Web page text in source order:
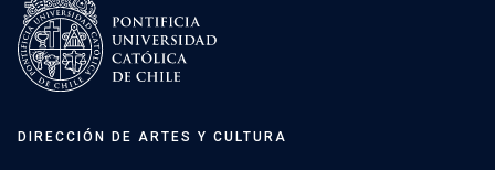
DIRECCIÓN DE ARTES Y CULTURA